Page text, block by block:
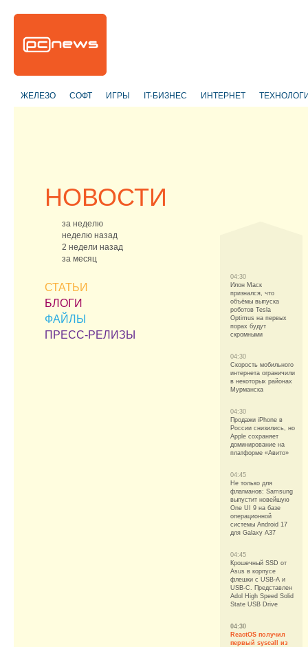
ЖЕЛЕЗО СОФТ ИГРЫ IT-БИЗНЕС ИНТЕРНЕТ
НОВОСТИ
за неделю
неделю назад
2 недели назад
за месяц
СТАТЬИ
БЛОГИ
ФАЙЛЫ
ПРЕСС-РЕЛИЗЫ
04:30
Илон Маск
признался, что
объёмы выпуска
роботов Tesla
Optimus на первых
порах будут
скромными
04:30
Скорость мобильного
интернета ограничили
в некоторых районах
Мурманска
04:30
Продажи iPhone в
России снизились, но
Apple сохраняет
доминирование на
платформе «Авито»
04:45
Не только для
флагманов: Samsung
выпустит новейшую
One UI 9 на базе
операционной
системы Android 17
для Galaxy A37
04:45
Крошечный SSD от
Asus в корпусе
флешки с USB-A и
USB-C. Представлен
Adol High Speed Solid
State USB Drive
04:30
ReactOS получил
первый syscall из